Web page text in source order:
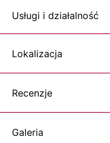
Usługi i działalność
Lokalizacja
Recenzje
Galeria